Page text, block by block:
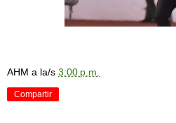
AHM a la/s 3:00 p.m.
Compartir